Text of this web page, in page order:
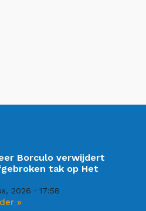
Borculo verwijdert
tak op Het
2026 17:58
»